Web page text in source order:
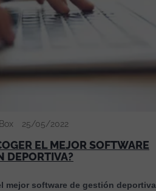
25/05/2022
EL MEJOR SOFTWARE
DEPORTIVA?
mejor software de gestión deportiva